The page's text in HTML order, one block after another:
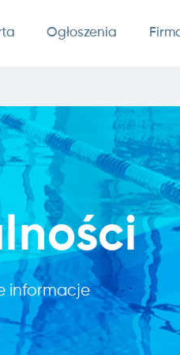
Ogłoszenia
informacje